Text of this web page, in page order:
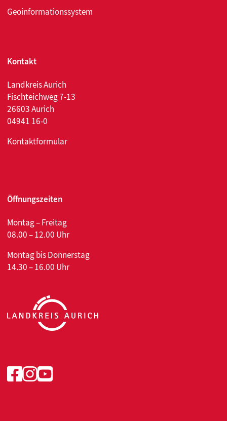
Geoinformationssystem
Kontakt
Landkreis Aurich
Fischteichweg 7-13
26603 Aurich
04941 16-0
Kontaktformular
Öffnungszeiten
Montag – Freitag
08.00 – 12.00 Uhr
Montag bis Donnerstag
14.30 – 16.00 Uhr
Facebook
Instagram
Youtube